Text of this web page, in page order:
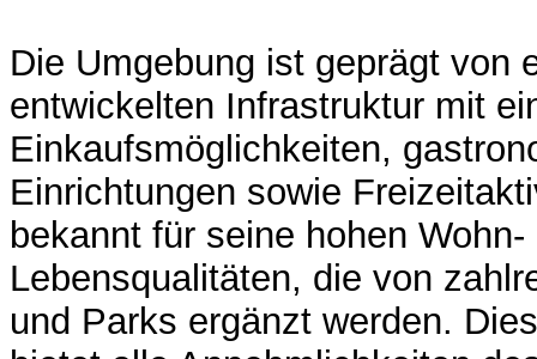
Die Umgebung ist geprägt von
entwickelten Infrastruktur mit
Einkaufsmöglichkeiten,
Einrichtungen sowie
bekannt für seine hohen Wohn-
Lebensqualitäten, die von
und Parks ergänzt werden.